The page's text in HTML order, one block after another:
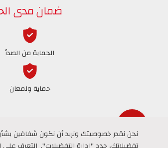
نحن نقدر خصوصيتك ونريد أن نكون شفافين
نحن نقدر خصوصيتك ونريد أن نكون شفافين
ضمان مدى
الحماية من الصدأ
حماية ولمعان